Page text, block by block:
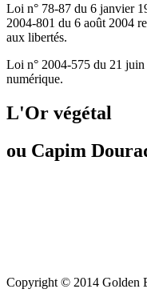
Loi n° 78-87 du 6 janvier
2004-801 du 6 août 2004
aux libertés.
Loi n° 2004-575 du 21 juin
numérique.
L'Or végétal
ou Capim
Copyright © 2014 Golden